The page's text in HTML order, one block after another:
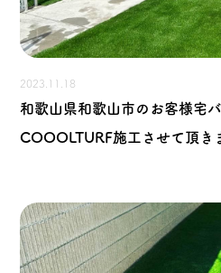
2023.11.18
和歌山県和歌山市のお客様宅
COOOLTURF施工させて頂き